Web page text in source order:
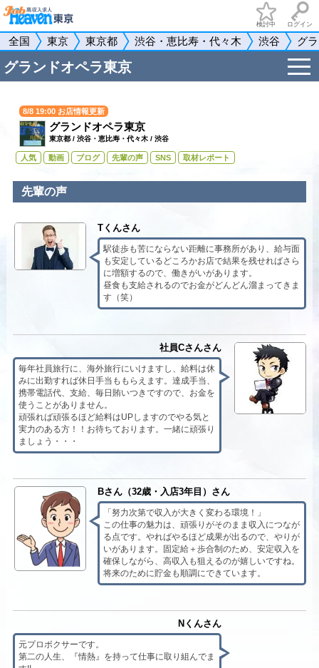
検討中 ログイン
全国 東京 東京都 渋谷・恵比寿・代々木 渋谷 グ
グランドオペラ東京
t
o
g
a
i
8/8 19:00 お店情報更新
グランドオペラ東京
東京都/ 渋谷・恵比寿・代々木/ 渋谷
人気 動画 ブログ 先輩の声 SNS 取材レポート
先輩の声
Tくんさん
駅徒歩も苦にならない距離に事務所があり、給与面
も安定しているどころかお店で結果を残せればさら
に増額するので、働きがいがあります。
昼食も支給されるのでお金がどんどん溜まってきま
す（笑）
社員Cさんさん
毎年社員旅行に、海外旅行にいけますし、給料は休
みに出勤すれば休日手当ももらえます。達成手当、
携帯電話代、支給、毎日賄いつきですので、お金を
使うことがありません。
頑張れば頑張るほど給料はUPしますのでやる気と
実力のある方！！お待ちております。一緒に頑張り
ましょう・・・
Bさん（32歳・入店3年目）さん
「努力次第で収入が大きく変わる環境！」
この仕事の魅力は、頑張りがそのまま収入につなが
る点です。やればやるほど成果が出るので、やりが
いがあります。固定給＋歩合制のため、安定収入を
確保しながら、高収入も狙えるのが嬉しいですね。
将来のために貯金も順調にできています。
Nくんさん
元プロボクサーです。
第二の人生、『情熱』を持って仕事に取り組んでま